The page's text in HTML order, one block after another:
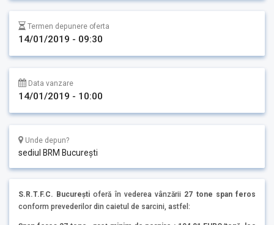
Termen depunere oferta
14/01/2019 - 09:30
Data vanzare
14/01/2019 - 10:00
Unde depun?
sediul BRM București
S.R.T.F.C. București oferă în vederea vânzării 27 tone span feros
conform prevederilor din caietul de sarcini, astfel: